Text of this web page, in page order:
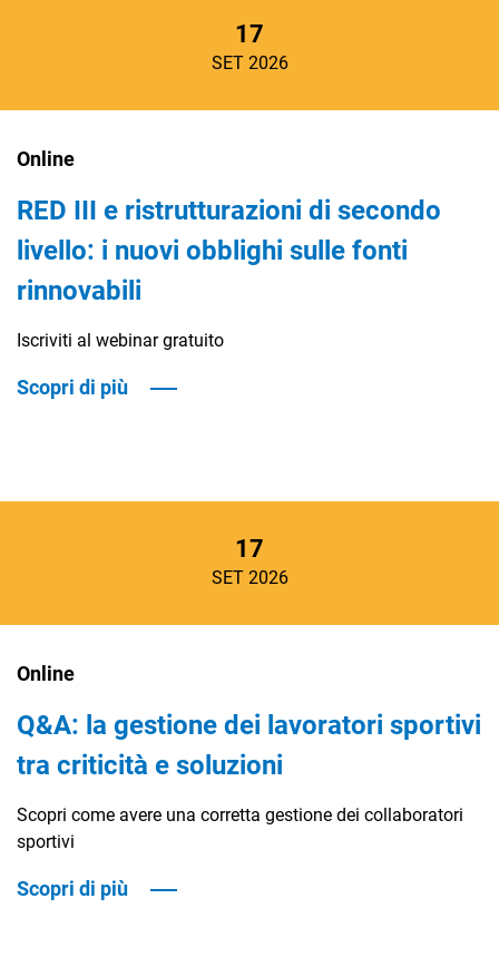
17
SET 2026
Online
RED III e ristrutturazioni di secondo
livello: i nuovi obblighi sulle fonti
rinnovabili
Iscriviti al webinar gratuito
Scopri di più
17
SET 2026
Online
Q&A: la gestione dei lavoratori sportivi
tra criticità e soluzioni
Scopri come avere una corretta gestione dei collaboratori
sportivi
Scopri di più